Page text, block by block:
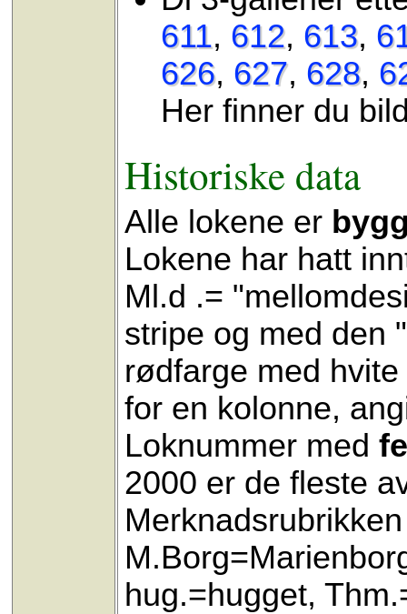
611, 612, 613,
626, 627, 628,
Her finner du
Historiske data
Alle lokene er
Lokene har hatt
Ml.d .=
stripe og med den
rødfarge med
for en kolonne,
Loknummer med
2000 er de fleste
hug.=hugget,